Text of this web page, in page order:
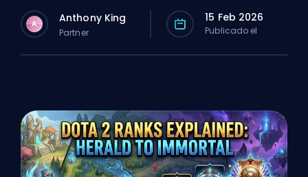
A Anthony King
Partner
15 Feb 2026
Publicado el